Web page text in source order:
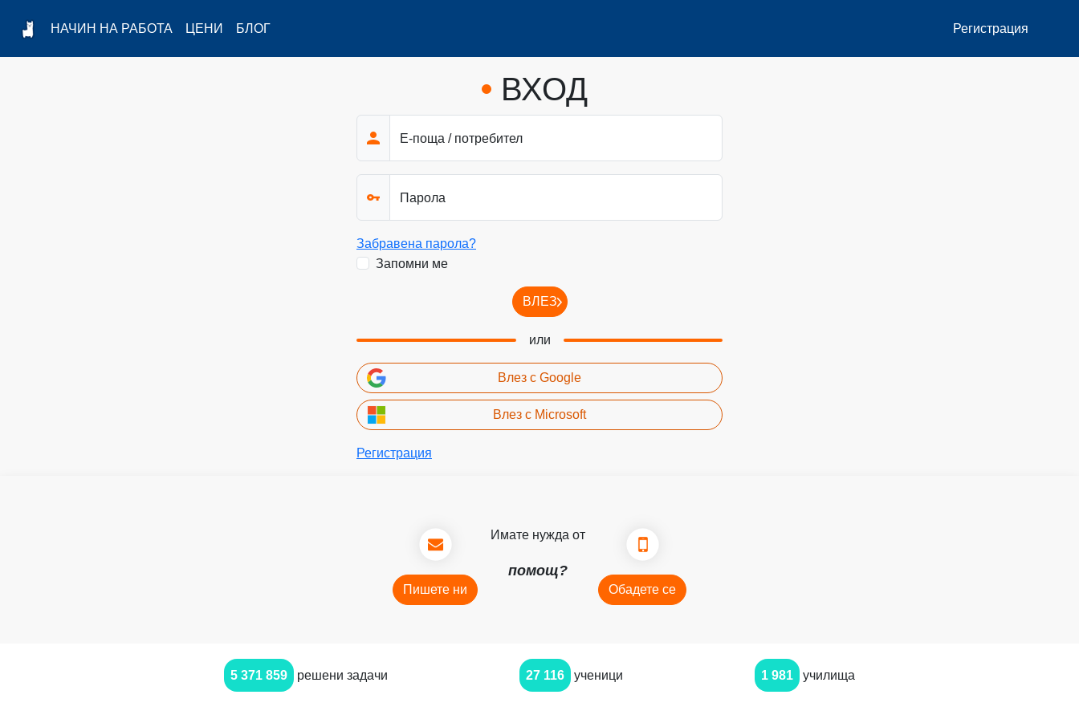
НАЧИН НА РАБОТА ЦЕНИ БЛОГ Регистрация
ВХОД
Е-поща / потребител
Парола
Забравена парола?
Запомни ме
ВЛЕЗ
или
Влез с Google
Влез с Microsoft
Регистрация
Пишете ни
Имате нужда от
помощ?
Обадете се
5 371 859 решени задачи 27 116 ученици 1 981 училища